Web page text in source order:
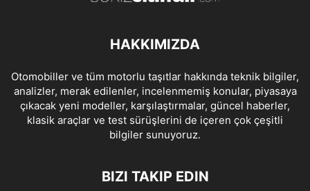
HAKKIMIZDA
Otomobiller ve tüm motorlu taşıtlar hakkında teknik bilgiler,
analizler, merak edilenler, incelenmemiş konular, piyasaya
çıkacak yeni modeller, karşılaştırmalar, güncel haberler,
klasik araçlar ve test sürüşlerini de içeren çok çeşitli
bilgiler sunuyoruz.
BIZI TAKIP EDIN